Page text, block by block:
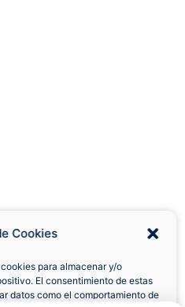
Cookies
para almacenar y/o
El consentimiento de estas
datos como el comportamiento de
Devolución 7 Días